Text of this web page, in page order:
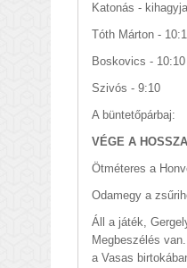
Katonás -
Tóth Márton -
Boskovics - 10:10
Szivós - 9:10
A büntetőpárbaj:
VÉGE A
Ötméteres a
Odamegy a
Áll a játék,
Megbeszélés
a Vasas